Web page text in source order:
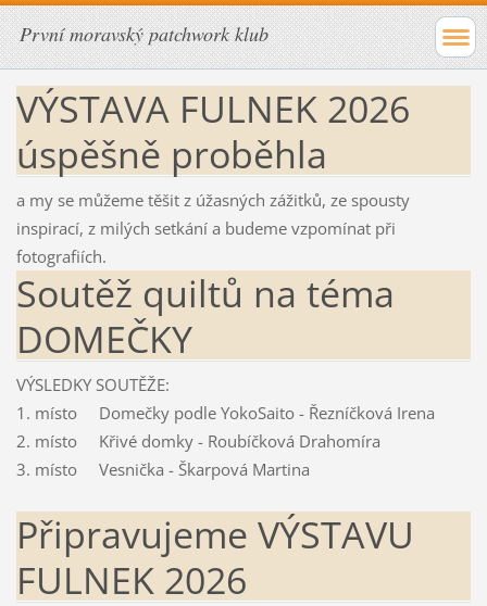
První moravský patchwork klub
VÝSTAVA FULNEK 2026
úspěšně proběhla
a my se můžeme těšit z úžasných zážitků, ze spousty
inspirací, z milých setkání a budeme vzpomínat při
fotografiích.
Soutěž quiltů na téma
DOMEČKY
VÝSLEDKY SOUTĚŽE:
1. místo Domečky podle YokoSaito - Řezníčková Irena
2. místo Křivé domky - Roubíčková Drahomíra
3. místo Vesnička - Škarpová Martina
Připravujeme VÝSTAVU
FULNEK 2026